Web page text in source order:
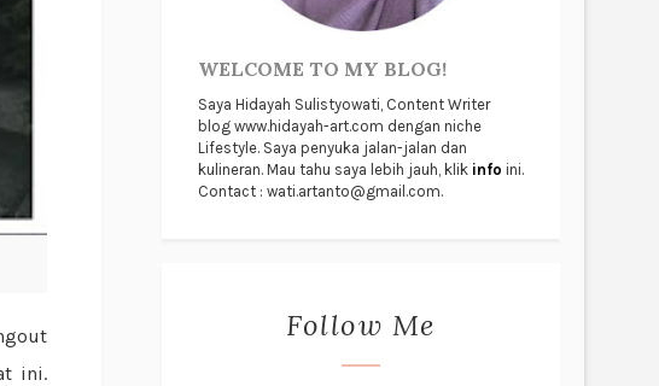
ini.
WELCOME TO MY BLOG!
Saya Hidayah Sulistyowati, Content Writer
blog www.hidayah-art.com dengan niche
Lifestyle. Saya penyuka jalan-jalan dan
kulineran. Mau tahu saya lebih jauh, klik info ini.
Contact : wati.artanto@gmail.com.
Follow Me